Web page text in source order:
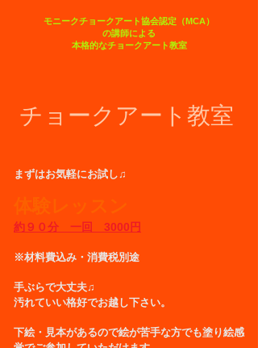
モニークチョークアート協会認定（MCA）
の講師による
本格的なチョークアート教室
チョークアート教室​
まずはお気軽にお試し♫
約９０分 一回 3000円
※材料費込み・消費税別途
手ぶらで大丈夫♫
汚れていい格好でお越し下さい。
下絵・見本があるので絵が苦手な方でも塗り絵感